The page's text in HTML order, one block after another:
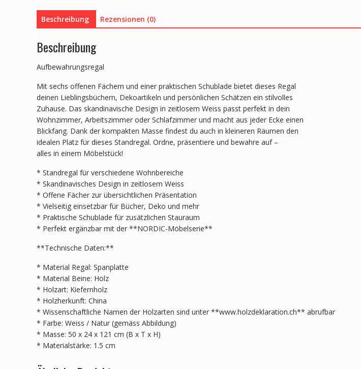
Beschreibung Rezensionen (0)
Beschreibung
Aufbewahrungsregal
Mit sechs offenen Fächern und einer praktischen Schublade bietet dieses Regal
deinen Lieblingsbüchern, Dekoartikeln und persönlichen Schätzen ein stilvolles
Zuhause. Das skandinavische Design in zeitlosem Weiss passt perfekt in dein
Wohnzimmer, Arbeitszimmer oder Schlafzimmer und macht aus jeder Ecke einen
Blickfang. Dank der kompakten Masse findest du auch in kleineren Räumen den
idealen Platz für dieses Standregal. Ordne, präsentiere und bewahre auf –
alles in einem Möbelstück!
* Standregal für verschiedene Wohnbereiche
* Skandinavisches Design in zeitlosem Weiss
* Offene Fächer zur übersichtlichen Präsentation
* Vielseitig einsetzbar für Bücher, Deko und mehr
* Praktische Schublade für zusätzlichen Stauraum
* Perfekt ergänzbar mit der **NORDIC-Möbelserie**
**Technische Daten:**
* Material Regal: Spanplatte
* Material Beine: Holz
* Holzart: Kiefernholz
* Holzherkunft: China
* Wissenschaftliche Namen der Holzarten sind unter **www.holzdeklaration.ch** abrufbar
* Farbe: Weiss / Natur (gemäss Abbildung)
* Masse: 50 x 24 x 121 cm (B x T x H)
* Materialstärke: 1.5 cm